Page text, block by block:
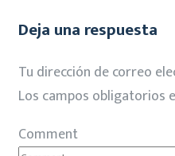
Deja una respuesta
Tu dirección de correo
Los campos obligatorios
Comment